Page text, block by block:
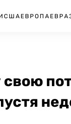
США ЕВРОПА
свою